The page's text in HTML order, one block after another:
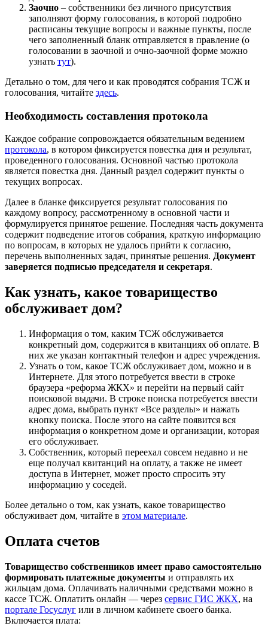
Заочно – собственники без личного присутствия
заполняют форму голосования, в которой подробно
расписаны текущие вопросы и важные пункты, после
чего заполненный бланк отправляется в правление (о
голосовании в заочной и очно-заочной форме можно
узнать тут).
Детально о том, для чего и как проводятся собрания ТСЖ и
голосования, читайте здесь.
Необходимость составления протокола
Каждое собрание сопровождается обязательным ведением
протокола, в котором фиксируется повестка дня и результат,
проведенного голосования. Основной частью протокола
является повестка дня. Данный раздел содержит пункты о
текущих вопросах.
Далее в бланке фиксируется результат голосования по
каждому вопросу, рассмотренному в основной части и
формулируется принятое решение. Последняя часть документа
содержит подведение итогов собрания, краткую информацию
по вопросам, в которых не удалось прийти к согласию,
перечень выполненных задач, принятые решения. Документ
заверяется подписью председателя и секретаря.
Как узнать, какое товарищество
обслуживает дом?
Информация о том, каким ТСЖ обслуживается
конкретный дом, содержится в квитанциях об оплате. В
них же указан контактный телефон и адрес учреждения.
Узнать о том, какое ТСЖ обслуживает дом, можно и в
Интернете. Для этого потребуется ввести в строке
браузера «реформа ЖКХ» и перейти на первый сайт
поисковой выдачи. В строке поиска потребуется ввести
адрес дома, выбрать пункт «Все разделы» и нажать
кнопку поиска. После этого на сайте появится вся
информация о конкретном доме и организации, которая
его обслуживает.
Собственник, который переехал совсем недавно и не
еще получал квитанций на оплату, а также не имеет
доступа в Интернет, может просто спросить эту
информацию у соседей.
Более детально о том, как узнать, какое товарищество
обслуживает дом, читайте в этом материале.
Оплата счетов
Товарищество собственников имеет право самостоятельно
формировать платежные документы и отправлять их
жильцам дома. Оплачивать наличными средствами можно в
кассе ТСЖ. Оплатить онлайн — через сервис ГИС ЖКХ, на
портале Госуслуг или в личном кабинете своего банка.
Включается плата: